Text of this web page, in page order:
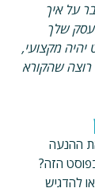
על איך
שלך
יהיה מקצועי,
רוצה שהקורא
ההנעה
הזה?
להדגיש